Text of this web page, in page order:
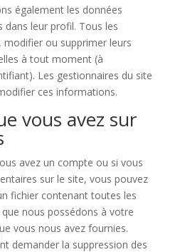
également les données
dans leur profil. Tous les
ou supprimer leurs
à tout moment (à
Les gestionnaires du site
ces informations.
vous avez sur
avez un compte ou si vous
sur le site, vous pouvez
fichier contenant toutes les
nous possédons à votre
vous nous avez fournies.
demander la suppression des